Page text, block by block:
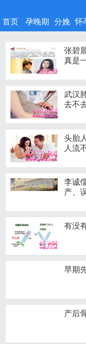
首页
孕晚期 分娩 怀
张碧
真是
武汉
去不
头胎
人流
李诚
产、
有没
早期
产后